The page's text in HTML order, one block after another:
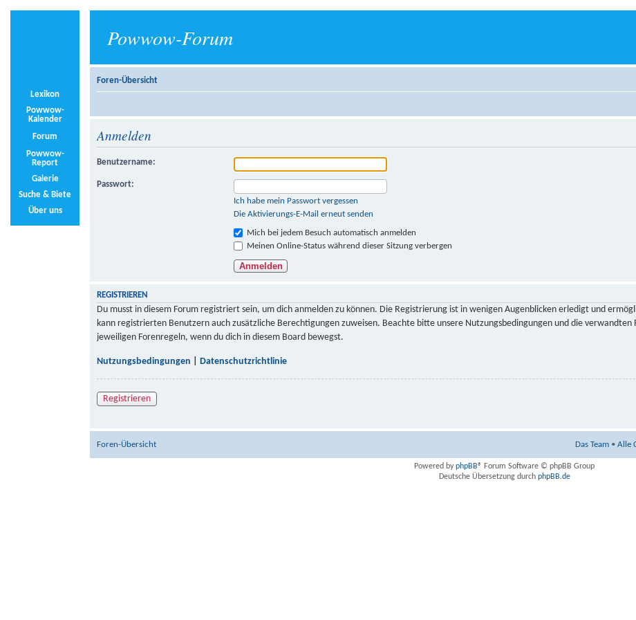
Powwow-Forum
Lexikon
Powwow-
Kalender
Forum
Powwow-
Report
Galerie
Suche & Biete
Über uns
Foren-Übersicht
Anmelden
Benutzername:
Passwort:
Ich habe mein Passwort vergessen
Die Aktivierungs-E-Mail erneut senden
Mich bei jedem Besuch automatisch anmelden
Meinen Online-Status während dieser Sitzung verbergen
REGISTRIEREN
Du musst in diesem Forum registriert sein, um dich anmelden zu können. Die Registrierung ist in wenigen Augenblicken erledigt und
kann registrierten Benutzern auch zusätzliche Berechtigungen zuweisen. Beachte bitte unsere Nutzungsbedingungen und die
jeweiligen Forenregeln, wenn du dich in diesem Board bewegst.
Nutzungsbedingungen Datenschutzrichtlinie
Registrieren
Foren-Übersicht Das Team • Alle
Powered byphpBB® Forum Software © phpBB Group
Deutsche Übersetzung durch phpBB.de